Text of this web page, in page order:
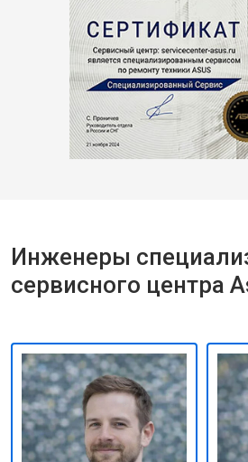
Инженеры
сервисного центра